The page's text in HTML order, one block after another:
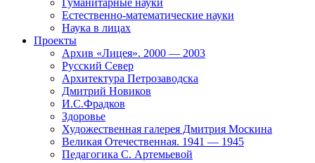
Гуманитарные науки
Естественно-математические науки
Наука в лицах
Проекты
Архив «Лицея». 2000 — 2003
Русский Север
Архитектура Петрозаводска
Дмитрий Новиков
И.С.Фрадков
Здоровье
Художественная галерея Дмитрия Москина
Великая Отечественная. 1941 — 1945
Педагогика С. Артемьевой